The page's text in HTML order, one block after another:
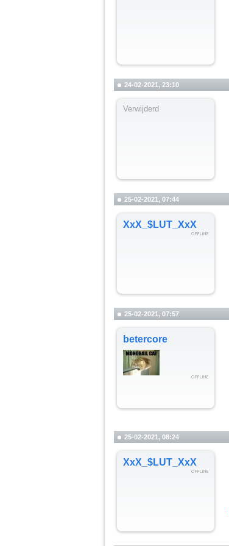
24-02-2021, 23:10
Verwijderd
25-02-2021, 07:44
XxX_$LUT_XxX
25-02-2021, 07:57
betercore
25-02-2021, 08:24
XxX_$LUT_XxX